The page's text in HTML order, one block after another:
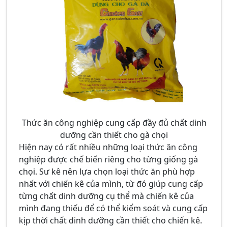
Thức ăn công nghiệp cung cấp đầy đủ chất dinh
dưỡng cần thiết cho gà chọi
Hiện nay có rất nhiều những loại thức ăn công
nghiệp được chế biến riêng cho từng giống gà
chọi. Sư kê nên lựa chọn loại thức ăn phù hợp
nhất với chiến kê của mình, từ đó giúp cung cấp
từng chất dinh dưỡng cụ thể mà chiến kê của
mình đang thiếu để có thể kiểm soát và cung cấp
kịp thời chất dinh dưỡng cần thiết cho chiến kê.